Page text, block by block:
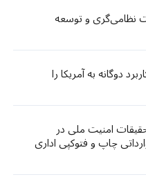
نظامی‌گری و توسعه
دوگانه به آمریکا را
امنیت ملی در
چاپ و فتوکپی اداری